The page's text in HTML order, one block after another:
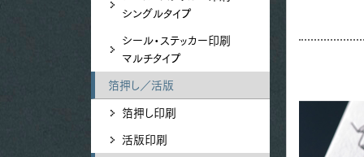
シングルタイプ
シール・ステッカー印刷
マルチタイプ
箔押し／活版
箔押し印刷
活版印刷